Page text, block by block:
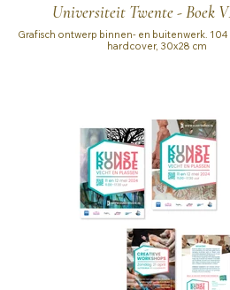
Universiteit Twente - Boek
Grafisch ontwerp binnen- en buitenwerk.
hardcover, 30x28 cm